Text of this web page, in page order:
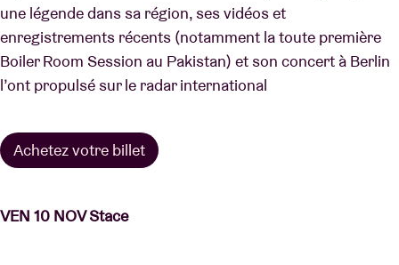
une légende dans sa région, ses vidéos et
enregistrements récents (notamment la toute première
Boiler Room Session au Pakistan) et son concert à Berlin
l’ont propulsé sur le radar international
Achetez votre billet
VEN 10 NOV Stace